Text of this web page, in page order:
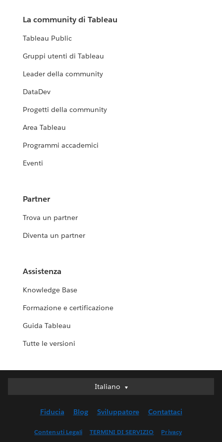
La community di Tableau
Tableau Public
Gruppi utenti di Tableau
Leader della community
DataDev
Progetti della community
Area Tableau
Programmi accademici
Eventi
Partner
Trova un partner
Diventa un partner
Assistenza
Knowledge Base
Formazione e certificazione
Guida Tableau
Tutte le versioni
Italiano
Italiano
English (UK)
Fiducia Blog Sviluppatore Contattaci
Contenuti Legali TERMINI DI SERVIZIO Privacy